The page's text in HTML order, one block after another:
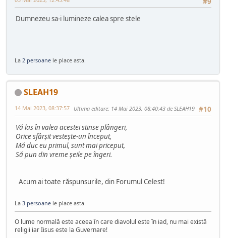
Dumnezeu sa-i lumineze calea spre stele
La 2 persoane le place asta.
SLEAH19
#10
14 Mai 2023, 08:37:57 Ultima editare: 14 Mai 2023, 08:40:43 de SLEAH19
Vă las în valea acestei stinse plângeri,
Orice sfârşit vesteşte-un început,
Mă duc eu primul, sunt mai priceput,
Să pun din vreme şeile pe îngeri.
Acum ai toate răspunsurile, din Forumul Celest!
La 3 persoane le place asta.
O lume normală este aceea în care diavolul este în iad, nu mai există
religii iar Iisus este la Guvernare!